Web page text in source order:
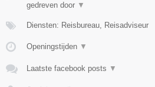
gedreven door ▼
Diensten: Reisbureau, Reisadviseur
Openingstijden ▼
Laatste facebook posts ▼